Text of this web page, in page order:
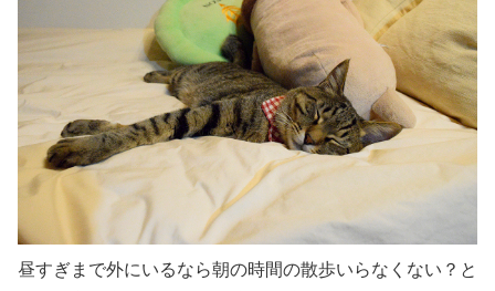
昼すぎまで外にいるなら朝の時間の散歩いらなくない？と